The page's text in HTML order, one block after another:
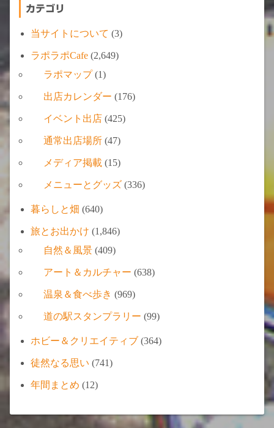
カテゴリ
当サイトについて (3)
ラポラポCafe (2,649)
ラポマップ(1)
出店カレンダー (176)
イベント出店 (425)
通常出店場所 (47)
メディア掲載 (15)
メニューとグッズ (336)
暮らしと畑 (640)
旅とお出かけ (1,846)
自然＆風景 (409)
アート＆カルチャー (638)
温泉＆食べ歩き (969)
道の駅スタンプラリー (99)
ホビー＆クリエイティブ (364)
徒然なる思い (741)
年間まとめ (12)